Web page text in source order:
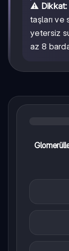
⚠️ Dikkat:
taşları ve
yetersiz
az 8